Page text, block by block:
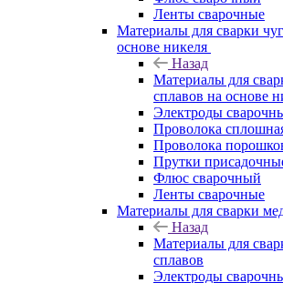
Ленты сварочные
Материалы для сварки
основе никеля
Назад
Материалы для
сплавов на основе
Электроды
Проволока
Проволока
Прутки
Флюс сварочный
Ленты сварочные
Материалы для сварки
Назад
Материалы для
сплавов
Электроды